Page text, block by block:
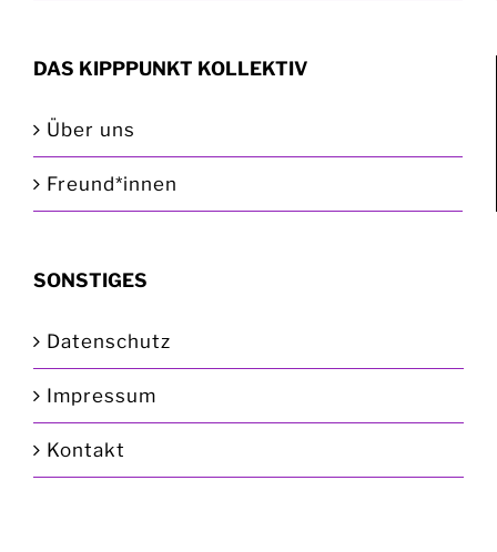
DAS KIPPPUNKT KOLLEKTIV
Über uns
Freund*innen
SONSTIGES
Datenschutz
Impressum
Kontakt